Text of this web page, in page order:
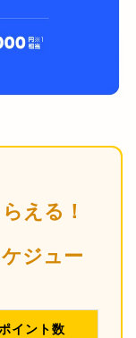
える！
ジュー
イント数